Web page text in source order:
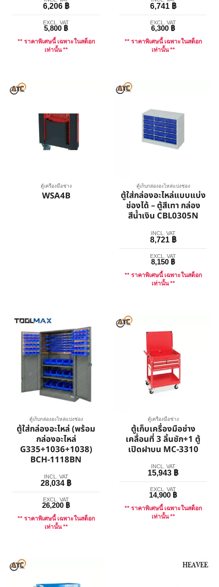
6,206 ฿
EXCL. VAT
5,800 ฿
** ราคาพิเศษนี้ เฉพาะในสต็อก
เท่านั้น **
6,741 ฿
EXCL. VAT
6,300 ฿
** ราคาพิเศษนี้ เฉพาะในสต็อก
เท่านั้น **
ตู้เครื่องมือช่าง
WSA4B
ตู้เก็บกล่องอะไหล่แบ่งช่อง
ตู้ใส่กล่องอะไหล่แบบแบ่ง
ช่องได้ – ตู้สีเทา กล่อง
สีน้ำเงิน CBL0305N
INCL. VAT
8,721 ฿
EXCL. VAT
8,150 ฿
** ราคาพิเศษนี้ เฉพาะในสต็อก
เท่านั้น **
ตู้เก็บกล่องอะไหล่แบ่งช่อง
ตู้ใส่กล่องอะไหล่ (พร้อม
กล่องอะไหล่
G335+1036+1038)
BCH-1118BN
INCL. VAT
28,034 ฿
EXCL. VAT
26,200 ฿
** ราคาพิเศษนี้ เฉพาะในสต็อก
เท่านั้น **
ตู้เครื่องมือช่าง
ตู้เก็บเครื่องมือช่าง
เคลื่อนที่ 3 ลิ้นชัก+1 ตู้
เปิดฝาบน MC-3310
INCL. VAT
15,943 ฿
EXCL. VAT
14,900 ฿
** ราคาพิเศษนี้ เฉพาะในสต็อก
เท่านั้น **